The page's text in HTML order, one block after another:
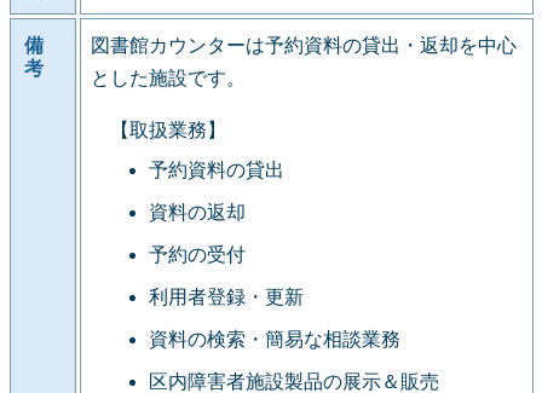
備
考
図書館カウンターは予約資料の貸出・返却を中心
とした施設です。
【取扱業務】
予約資料の貸出
資料の返却
予約の受付
利用者登録・更新
資料の検索・簡易な相談業務
区内障害者施設製品の展示＆販売